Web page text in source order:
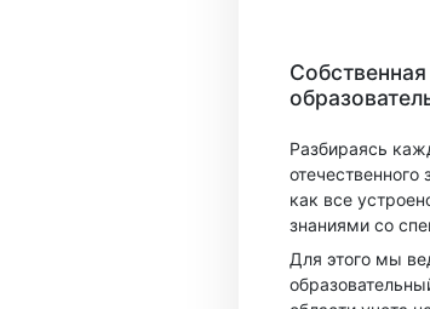
Разбираясь
как все
знаниями со
Для этого мы